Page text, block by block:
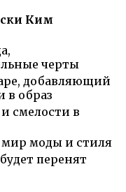
Ким
черты
добавляющий
в образ
смелости в
мир моды и стиля
перенят